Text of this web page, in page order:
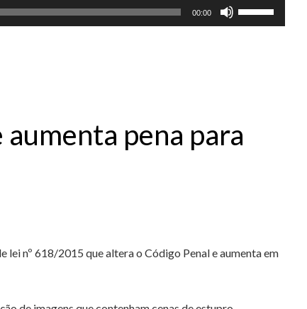
00:00
Use
as
baixo
volume.
pena para
nº 618/2015 que altera o Código Penal e aumenta em